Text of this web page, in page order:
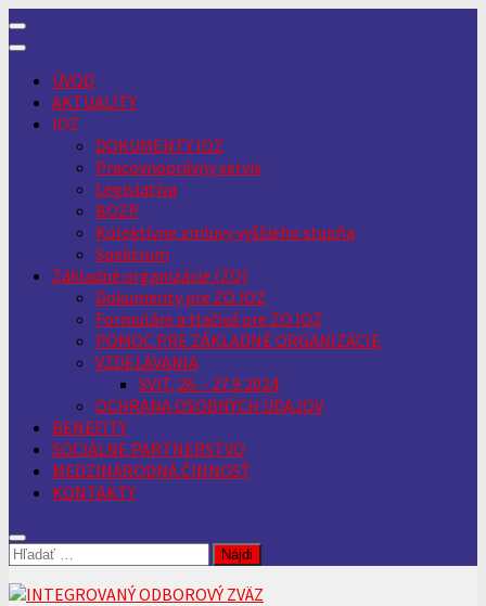
Skip
to
ÚVOD
AKTUALITY
IOZ
DOKUMENTY IOZ
Pracovnoprávny servis
Legislatíva
BOZP
Kolektívne zmluvy vyššieho stupňa
Spektrum
Základné organizácie (ZO)
Dokumenty pre ZO IOZ
Formuláre a tlačivá pre ZO IOZ
POMOC PRE ZÁKLADNÉ ORGANIZÁCIE
VZDELÁVANIA
SVIT, 26. - 27.9.2024
OCHRANA OSOBNÝCH ÚDAJOV
BENEFITY
SOCIÁLNE PARTNERSTVO
MEDZINÁRODNÁ ČINNOSŤ
KONTAKTY
Hľadať: